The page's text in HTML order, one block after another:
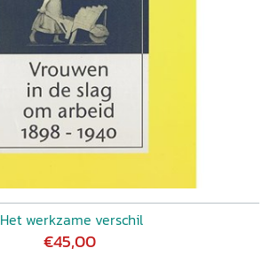
Het werkzame verschil
€45,00